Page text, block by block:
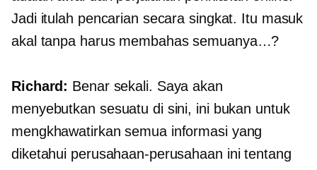
Jadi itulah pencarian secara singkat. Itu masuk
akal tanpa harus membahas semuanya…?
Richard: Benar sekali. Saya akan
menyebutkan sesuatu di sini, ini bukan untuk
mengkhawatirkan semua informasi yang
diketahui perusahaan-perusahaan ini tentang